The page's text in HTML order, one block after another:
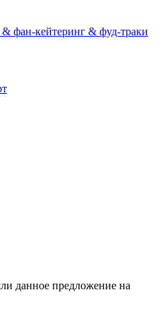
фан-кейтеринг & фуд-траки
данное предложение на